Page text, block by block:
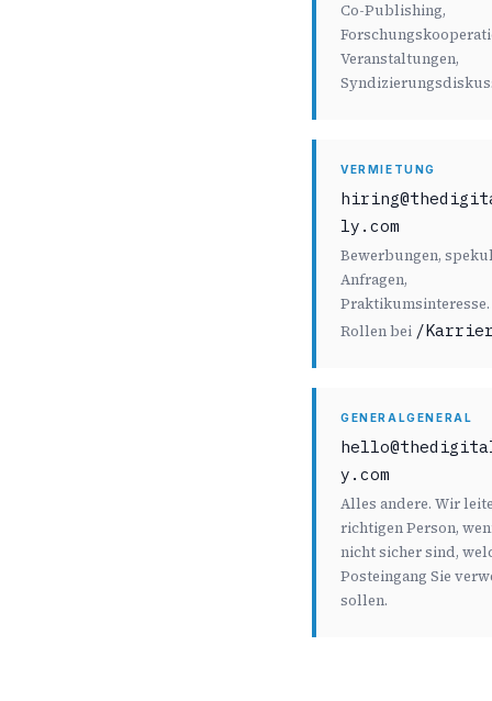
Co-Publishing,
Veranstaltungen,
VERMIETUNG
ly.com
Bewerbungen,
Anfragen,
Praktikumsinteresse.
Rollen bei /
GENERALGENERAL
y.com
Alles andere. Wir
richtigen Person,
nicht sicher sind,
Posteingang Sie
sollen.